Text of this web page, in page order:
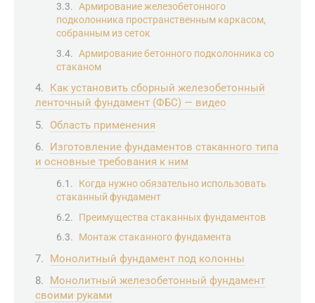
Армирование железобетонного
подколонника пространственным каркасом,
собранным из сеток
Армирование бетонного подколонника со
стаканом
Как установить сборный железобетонный
ленточный фундамент (ФБС) — видео
Область применения
Изготовление фундаментов стаканного типа
и основные требования к ним
Когда нужно обязательно использовать
стаканный фундамент
Преимущества стаканных фундаментов
Монтаж стаканного фундамента
Монолитный фундамент под колонны
Монолитный железобетонный фундамент
своими руками